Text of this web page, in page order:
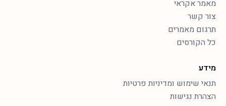
מאמר אקראי
צור קשר
תרגום מאמרים
כל הקורסים
מידע
תנאי שימוש ומדיניות פרטיות
הצהרת נגישות